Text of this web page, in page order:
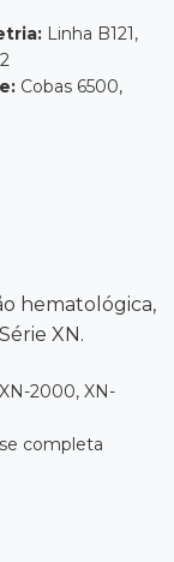
Linha B121,
Cobas 6500,
hematológica,
XN.
2000, XN-
completa